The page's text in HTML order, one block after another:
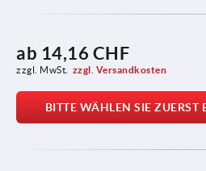
ab 14,16 CHF
zzgl. MwSt. zzgl. Versandkosten
BITTE WÄHLEN SIE ZUERST